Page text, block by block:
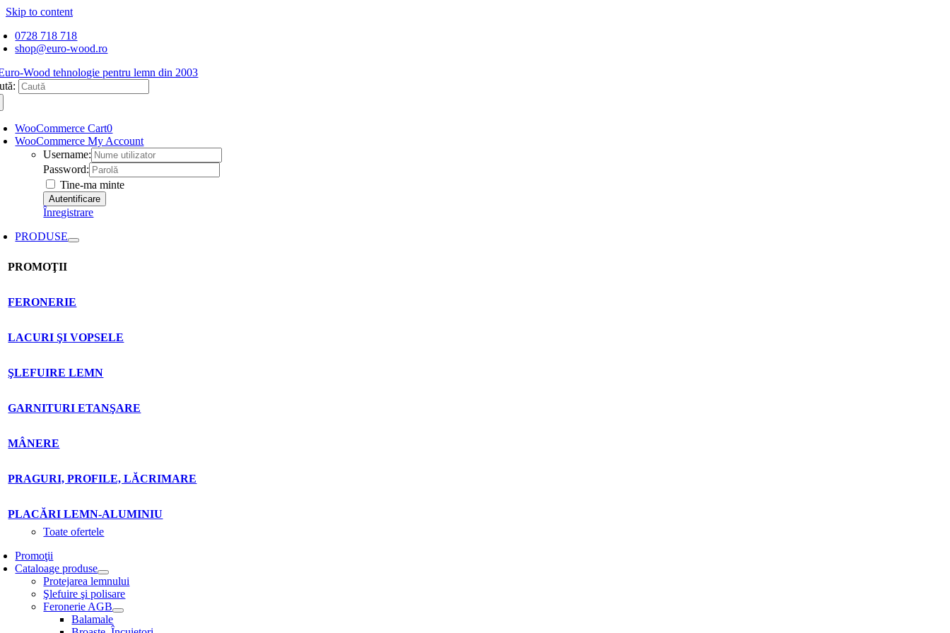
Skip to content
0728 718 718
shop@euro-wood.ro
WooCommerce Cart0
WooCommerce My Account
Username:
Password:
Tine-ma minte
Înregistrare
PRODUSE
PROMOŢII
FERONERIE
LACURI ŞI VOPSELE
ŞLEFUIRE LEMN
GARNITURI ETANŞARE
MÂNERE
PRAGURI, PROFILE, LĂCRIMARE
PLACĂRI LEMN-ALUMINIU
Toate ofertele
Promoţii
Cataloage produse
Protejarea lemnului
Şlefuire şi polisare
Feronerie AGB
Balamale